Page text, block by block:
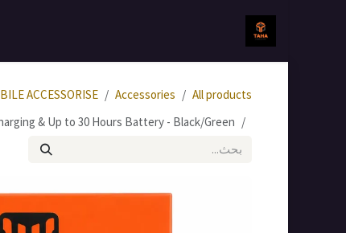
All products
Accessories
ACCESSORISE
& Up to 30 Hours Battery - Black/Green